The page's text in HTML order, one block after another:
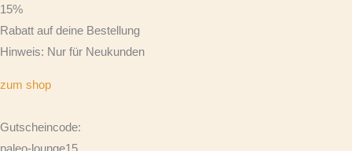
15%
Rabatt auf deine Bestellung
Hinweis: Nur für Neukunden
zum shop
Gutscheincode:
paleo-lounge15